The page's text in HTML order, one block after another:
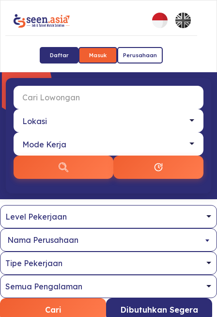
Daftar Masuk Perusahaan
Nama Perusahaan
Cari Dibutuhkan Segera